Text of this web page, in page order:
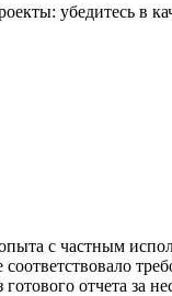
убедитесь в
с частным
готового отчета за